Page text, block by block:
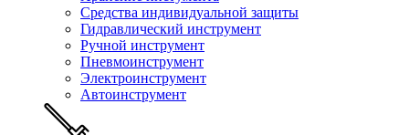
Средства индивидуальной защиты
Гидравлический инструмент
Ручной инструмент
Пневмоинструмент
Электроинструмент
Автоинструмент